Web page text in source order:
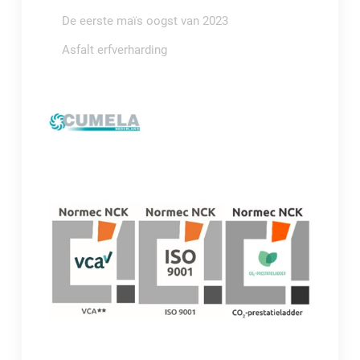
De eerste maïs oogst van 2023
Asfalt erfverharding